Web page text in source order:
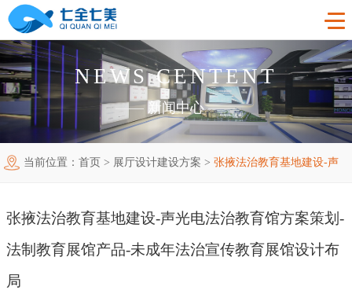
首页
工程案例
法制教育基地
禁毒教育基地
产品中心
廉政馆电子设备
新闻中心
NEWS CENTENT
—— 新闻中心 ——
当前位置： 首页 > 展厅设计建设方案 > 张掖法治教育基地建设-声
展馆设计布局
张掖法治教育基地建设-声光电法治教育馆方案策划-
法制教育展馆产品-未成年法治宣传教育展馆设计布
局